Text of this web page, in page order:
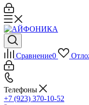
Сравнение0
Телефоны
+7 (923) 370-10-52